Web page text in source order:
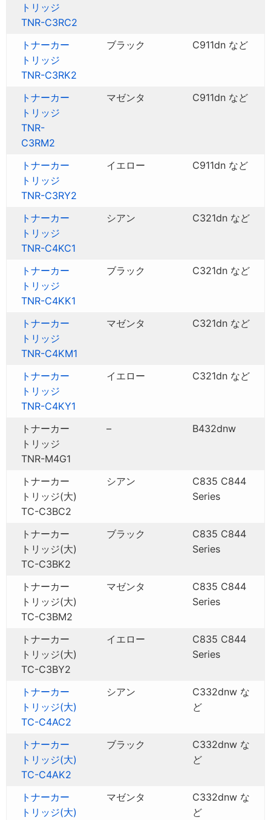
トリッジ
TNR-C3RC2
トナーカー
トリッジ
TNR-C3RK2
ブラック C911dn など
トナーカー
トリッジ
TNR-
C3RM2
マゼンタ C911dn など
トナーカー
トリッジ
TNR-C3RY2
イエロー C911dn など
トナーカー
トリッジ
TNR-C4KC1
シアン C321dn など
トナーカー
トリッジ
TNR-C4KK1
ブラック C321dn など
トナーカー
トリッジ
TNR-C4KM1
マゼンタ C321dn など
トナーカー
トリッジ
TNR-C4KY1
イエロー C321dn など
トナーカー
トリッジ
TNR-M4G1
– B432dnw
トナーカー
トリッジ(大)
TC-C3BC2
シアン
C835 C844
Series
トナーカー
トリッジ(大)
TC-C3BK2
ブラック
C835 C844
Series
トナーカー
トリッジ(大)
TC-C3BM2
マゼンタ
C835 C844
Series
トナーカー
トリッジ(大)
TC-C3BY2
イエロー
C835 C844
Series
トナーカー
トリッジ(大)
TC-C4AC2
シアン
C332dnw な
ど
トナーカー
トリッジ(大)
TC-C4AK2
ブラック
C332dnw な
ど
トナーカー
トリッジ(大)
マゼンタ
C332dnw な
ど